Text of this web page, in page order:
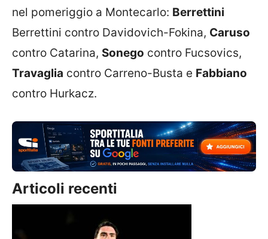
nel pomeriggio a Montecarlo: Berrettini
Berrettini contro Davidovich-Fokina, Caruso
contro Catarina, Sonego contro Fucsovics,
Travaglia contro Carreno-Busta e Fabbiano
contro Hurkacz.
Articoli recenti